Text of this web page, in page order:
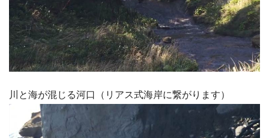
川と海が混じる河口（リアス式海岸に繋がります）